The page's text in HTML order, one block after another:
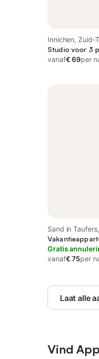
Innichen, Zuid-
Studio voor 3
vanaf€ 69per
Sand in
Gratis
vanaf€ 75per
Laat alle
Vind